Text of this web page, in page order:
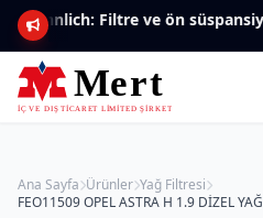
Ana Sayfa Ürünler Yağ Filtresi
FEO11509 OPEL ASTRA H 1.9 DİZEL